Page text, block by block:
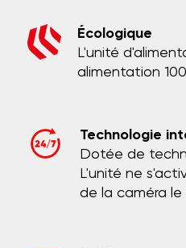
Écologique
L'unité
alimentation
Technologie
Dotée de
L'unité ne
de la caméra le